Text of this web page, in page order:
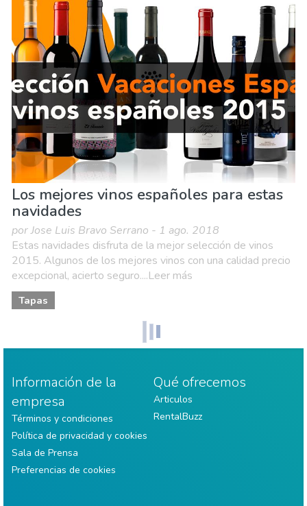
Los mejores vinos españoles para estas
navidades
por Jose Luis Bravo Serrano - 1 ago. 2018
Estas navidades disfruta de la mejor selección de vinos
2015. Algunos de los mejores vinos con una calidad precio
excepcional, acierto seguro....Leer más
Tapas
Información de la
empresa
Términos y condiciones
Política de privacidad y cookies
Sala de Prensa
Preferencias de cookies
Qué ofrecemos
Articulos
RentalBuzz